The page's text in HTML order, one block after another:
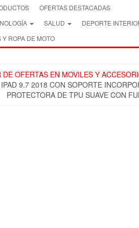
OFERTAS DESTACADAS
SALUD
DEPORTE
ROPA DE MOTO
DE OFERTAS EN MOVILES Y
9.7 2018 CON SOPORTE
PROTECTORA DE TPU SUAVE CON